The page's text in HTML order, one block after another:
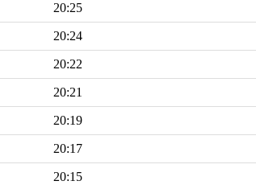
20:25
20:24
20:22
20:21
20:19
20:17
20:15